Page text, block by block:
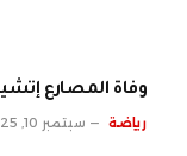
وفاة المصارع
رياضة سبتمبر 10, 2025